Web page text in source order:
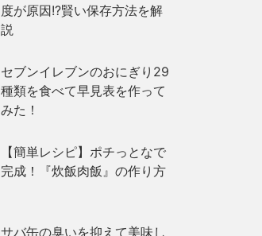
度が原因!?賢い保存方法を解
説
セブンイレブンのおにぎり29
種類を食べて早見表を作って
みた！
【簡単レシピ】ポチっとなで
完成！『炊飯肉飯』の作り方
サバ缶の臭いを抑えて美味し